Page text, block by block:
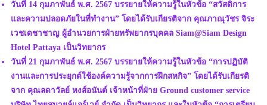
วันที่ 14 กุมภาพันธ์ พ.ศ. 2567 บรรยายให้ความรู้ในหัวข้อ “สวัสดิการ
และความปลอดภัยในที่ทำงาน” โดยได้รับเกียรติจาก คุณภาณุวัชร จิระ
เวชเดชาชาญ ผู้อำนวยการฝ่ายทรัพยากรบุคคล Siam@Siam Design
Hotel Pattaya เป็นวิทยากร
วันที่ 21 กุมภาพันธ์ พ.ศ. 2567 บรรยายให้ความรู้ในหัวข้อ “การปฏิบัติ
งานและการประยุกต์ใช้องค์ความรู้จากการฝึกสหกิจ” โดยได้รับเกียรติ
จาก คุณลดาวัลย์ หงส์อนันต์ เจ้าหน้าที่ฝ่าย Ground customer service